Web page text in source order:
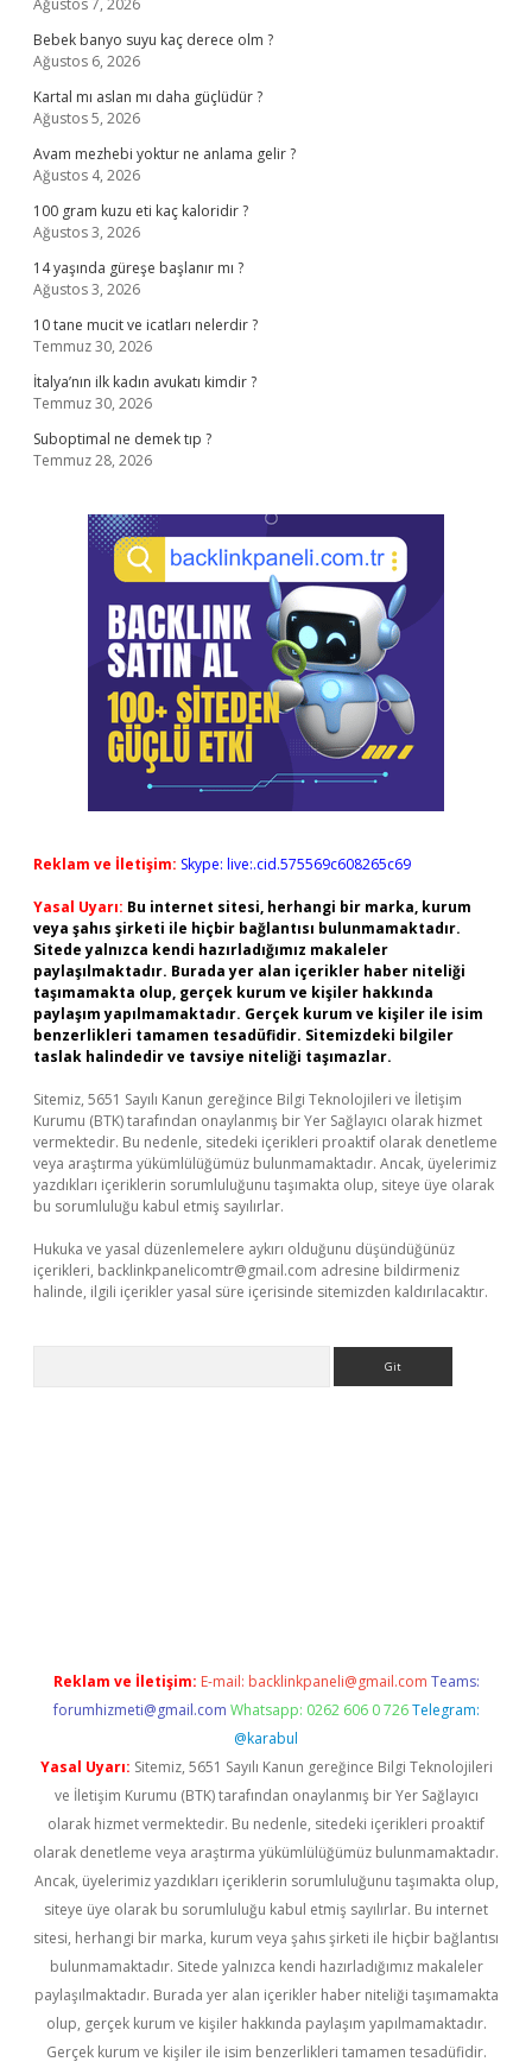
Ağustos 7, 2026
Bebek banyo suyu kaç derece olm ?
Ağustos 6, 2026
Kartal mı aslan mı daha güçlüdür ?
Ağustos 5, 2026
Avam mezhebi yoktur ne anlama gelir ?
Ağustos 4, 2026
100 gram kuzu eti kaç kaloridir ?
Ağustos 3, 2026
14 yaşında güreşe başlanır mı ?
Ağustos 3, 2026
10 tane mucit ve icatları nelerdir ?
Temmuz 30, 2026
İtalya’nın ilk kadın avukatı kimdir ?
Temmuz 30, 2026
Suboptimal ne demek tıp ?
Temmuz 28, 2026
Reklam ve İletişim: Skype: live:.cid.575569c608265c69
Yasal Uyarı: Bu internet sitesi, herhangi bir marka, kurum
veya şahıs şirketi ile hiçbir bağlantısı bulunmamaktadır.
Sitede yalnızca kendi hazırladığımız makaleler
paylaşılmaktadır. Burada yer alan içerikler haber niteliği
taşımamakta olup, gerçek kurum ve kişiler hakkında
paylaşım yapılmamaktadır. Gerçek kurum ve kişiler ile isim
benzerlikleri tamamen tesadüfidir. Sitemizdeki bilgiler
taslak halindedir ve tavsiye niteliği taşımazlar.
Sitemiz, 5651 Sayılı Kanun gereğince Bilgi Teknolojileri ve İletişim
Kurumu (BTK) tarafından onaylanmış bir Yer Sağlayıcı olarak hizmet
vermektedir. Bu nedenle, sitedeki içerikleri proaktif olarak denetleme
veya araştırma yükümlülüğümüz bulunmamaktadır. Ancak, üyelerimiz
yazdıkları içeriklerin sorumluluğunu taşımakta olup, siteye üye olarak
bu sorumluluğu kabul etmiş sayılırlar.
Hukuka ve yasal düzenlemelere aykırı olduğunu düşündüğünüz
içerikleri, backlinkpanelicomtr@gmail.com adresine bildirmeniz
halinde, ilgili içerikler yasal süre içerisinde sitemizden kaldırılacaktır.
Reklam ve İletişim: E-mail: backlinkpaneli@gmail.com Teams:
forumhizmeti@gmail.com Whatsapp: 0262 606 0 726 Telegram:
@karabul
Yasal Uyarı: Sitemiz, 5651 Sayılı Kanun gereğince Bilgi Teknolojileri
ve İletişim Kurumu (BTK) tarafından onaylanmış bir Yer Sağlayıcı
olarak hizmet vermektedir. Bu nedenle, sitedeki içerikleri proaktif
olarak denetleme veya araştırma yükümlülüğümüz bulunmamaktadır.
Ancak, üyelerimiz yazdıkları içeriklerin sorumluluğunu taşımakta olup,
siteye üye olarak bu sorumluluğu kabul etmiş sayılırlar. Bu internet
sitesi, herhangi bir marka, kurum veya şahıs şirketi ile hiçbir bağlantısı
bulunmamaktadır. Sitede yalnızca kendi hazırladığımız makaleler
paylaşılmaktadır. Burada yer alan içerikler haber niteliği taşımamakta
olup, gerçek kurum ve kişiler hakkında paylaşım yapılmamaktadır.
Gerçek kurum ve kişiler ile isim benzerlikleri tamamen tesadüfidir.